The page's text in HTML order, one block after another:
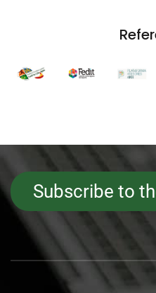
Subscribe to